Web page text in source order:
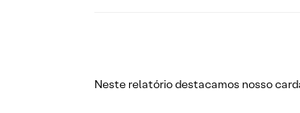
Neste relatório destacamos nosso